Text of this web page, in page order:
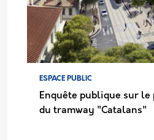
ESPACE PUBLIC
Enquête publique sur
du tramway "Catalans"